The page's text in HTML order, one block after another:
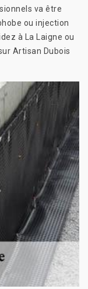
va être
ou injection
à La Laigne ou
Artisan Dubois